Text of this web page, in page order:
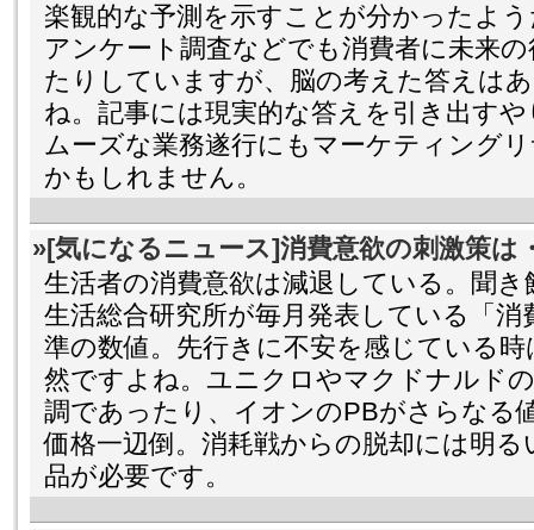
楽観的な予測を示すことが分かったよ
アンケート調査などでも消費者に未来
たりしていますが、脳の考えた答えは
ね。記事には現実的な答えを引き出す
ムーズな業務遂行にもマーケティング
かもしれません。
»[気になるニュース]消費意欲の刺激策は
生活者の消費意欲は減退している。聞
生活総合研究所が毎月発表している「消
準の数値。先行きに不安を感じている
然ですよね。ユニクロやマクドナルド
調であったり、イオンのPBがさらなる
価格一辺倒。消耗戦からの脱却には明
品が必要です。